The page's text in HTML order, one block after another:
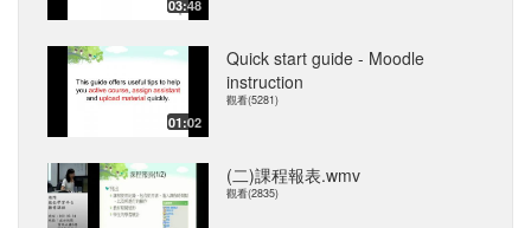
03:48
01:02
Quick start guide - Moodle
instruction
觀看(5281)
(二)課程報表.wmv
觀看(2835)